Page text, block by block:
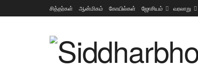
சித்தர்கள் ஆன்மிகம் கோயில்கள் ஜோசியம் வரலாறு